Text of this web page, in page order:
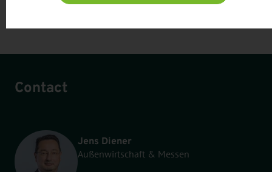
Contact
Jens Diener
Außenwirtschaft & Messen